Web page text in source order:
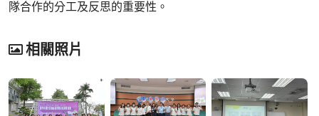
隊合作的分工及反思的重要性。
相關照片